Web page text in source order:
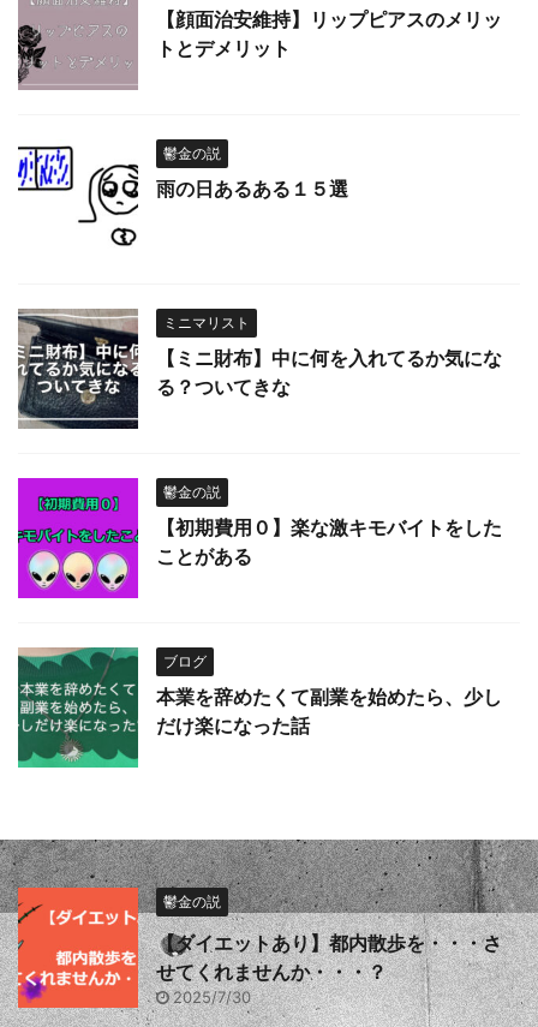
【顔面治安維持】リップピアスのメリッ
トとデメリット
鬱金の説
雨の日あるある１５選
ミニマリスト
【ミニ財布】中に何を入れてるか気にな
る？ついてきな
鬱金の説
【初期費用０】楽な激キモバイトをした
ことがある
ブログ
本業を辞めたくて副業を始めたら、少し
だけ楽になった話
鬱金の説
【ダイエットあり】都内散歩を・・・さ
せてくれませんか・・・？
2025/7/30